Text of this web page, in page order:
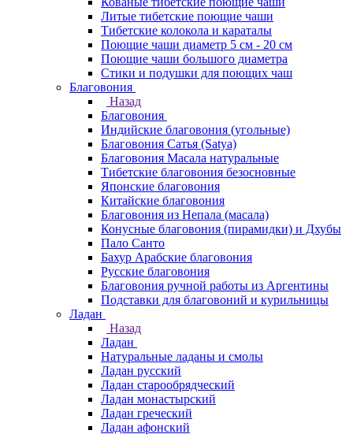
Литые тибетские поющие чаши
Тибетские колокола и караталы
Поющие чаши диаметр 5 см - 20 см
Поющие чаши большого диаметра
Стики и подушки для поющих чаш
Благовония
Назад
Благовония
Индийские благовония (угольные)
Благовония Сатья (Satya)
Благовония Масала натуральные
Тибетские благовония безосновные
Японские благовония
Китайские благовония
Благовония из Непала (масала)
Конусные благовония (пирамидки) и Дхубы
Пало Санто
Бахур Арабские благовония
Русские благовония
Благовония ручной работы из Аргентины
Подставки для благовоний и курильницы
Ладан
Назад
Ладан
Натуральные ладаны и смолы
Ладан русский
Ладан старообрядческий
Ладан монастырский
Ладан греческий
Ладан афонский